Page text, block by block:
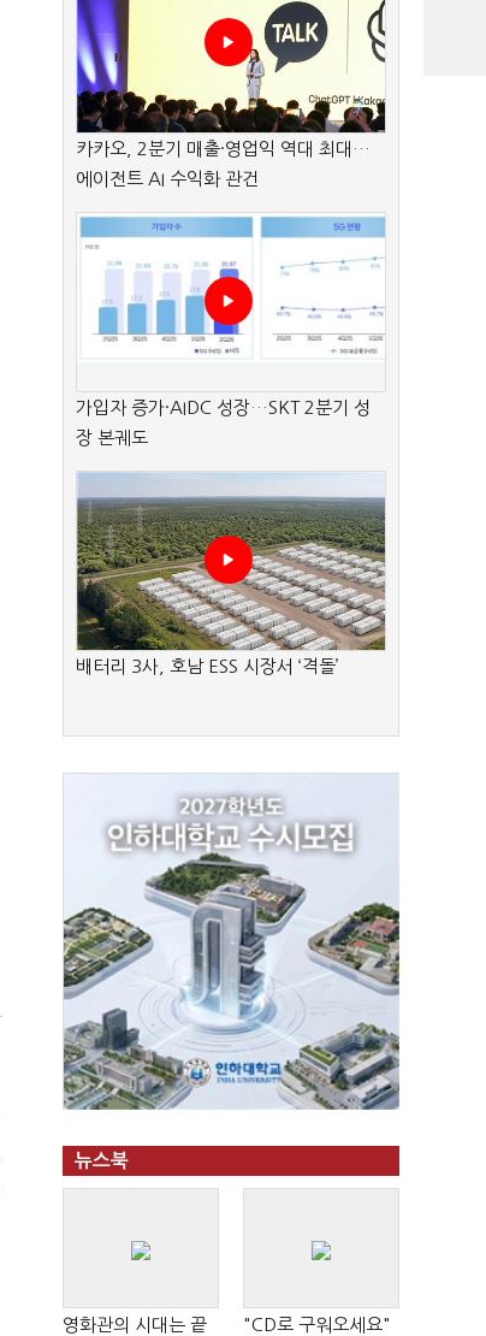
카카오, 2분기 매출·영업익 역대 최대…
에이전트 AI 수익화 관건
가입자 증가·AIDC 성장…SKT 2분기 성
장 본궤도
배터리 3사, 호남 ESS 시장서 ‘격돌’
뉴스북
영화관의 시대는 끝
"CD로 구워오세요"